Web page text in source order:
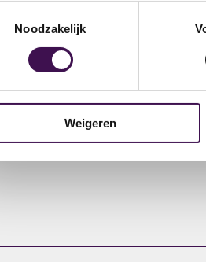
Noodzakelijk
Weigeren
Opdrachtgevers
Interim
Young Professionals
Public Academy
Over